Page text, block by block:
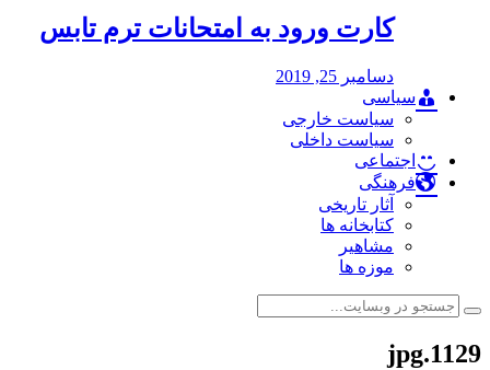
کارت ورود به امتحانات ترم تابس
دسامبر 25, 2019
سیاسی
سیاست خارجی
سیاست داخلی
اجتماعی
فرهنگی
آثار تاریخی
کتابخانه ها
مشاهیر
موزه ها
1129.jpg